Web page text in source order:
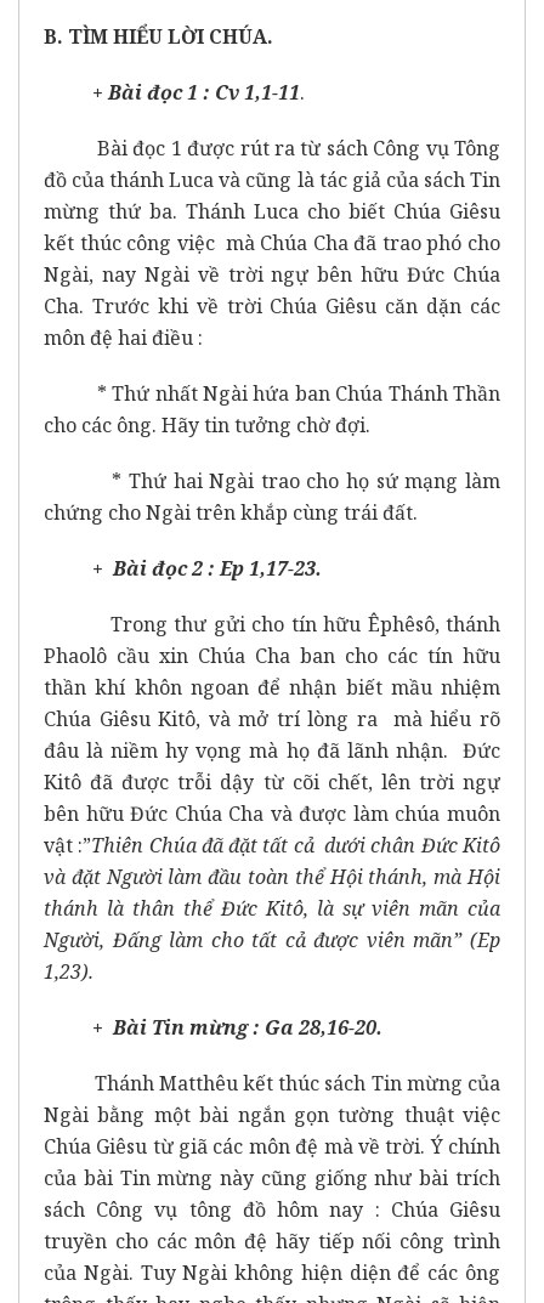
B. TÌM HIỂU LỜI CHÚA.
+ Bài đọc 1 : Cv 1,1-11.
Bài đọc 1 được rút ra từ sách Công vụ Tông
đồ của thánh Luca và cũng là tác giả của sách Tin
mừng thứ ba. Thánh Luca cho biết Chúa Giêsu
kết thúc công việc mà Chúa Cha đã trao phó cho
Ngài, nay Ngài về trời ngự bên hữu Đức Chúa
Cha. Trước khi về trời Chúa Giêsu căn dặn các
môn đệ hai điều :
* Thứ nhất Ngài hứa ban Chúa Thánh Thần
cho các ông. Hãy tin tưởng chờ đợi.
* Thứ hai Ngài trao cho họ sứ mạng làm
chứng cho Ngài trên khắp cùng trái đất.
+ Bài đọc 2 : Ep 1,17-23.
Trong thư gửi cho tín hữu Êphêsô, thánh
Phaolô cầu xin Chúa Cha ban cho các tín hữu
thần khí khôn ngoan để nhận biết mầu nhiệm
Chúa Giêsu Kitô, và mở trí lòng ra mà hiểu rõ
đâu là niềm hy vọng mà họ đã lãnh nhận. Đức
Kitô đã được trỗi dậy từ cõi chết, lên trời ngự
bên hữu Đức Chúa Cha và được làm chúa muôn
vật :”Thiên Chúa đã đặt tất cả dưới chân Đức Kitô
và đặt Người làm đầu toàn thể Hội thánh, mà Hội
thánh là thân thể Đức Kitô, là sự viên mãn của
Người, Đấng làm cho tất cả được viên mãn” (Ep
1,23).
+ Bài Tin mừng : Ga 28,16-20.
Thánh Matthêu kết thúc sách Tin mừng của
Ngài bằng một bài ngắn gọn tường thuật việc
Chúa Giêsu từ giã các môn đệ mà về trời. Ý chính
của bài Tin mừng này cũng giống như bài trích
sách Công vụ tông đồ hôm nay : Chúa Giêsu
truyền cho các môn đệ hãy tiếp nối công trình
của Ngài. Tuy Ngài không hiện diện để các ông